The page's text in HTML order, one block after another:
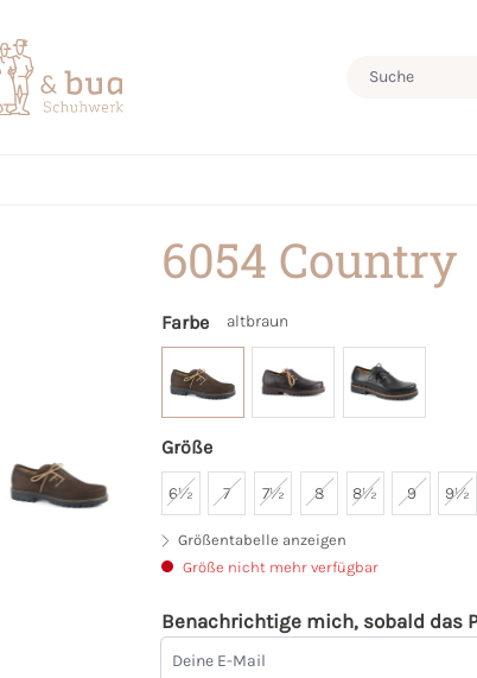
6054 Country
Farbe altbraun
Größe
6½ 7 7½ 8 8½ 9 9½
Größentabelle anzeigen
Größe nicht mehr verfügbar
Benachrichtige mich, sobald das
Deine E-Mail